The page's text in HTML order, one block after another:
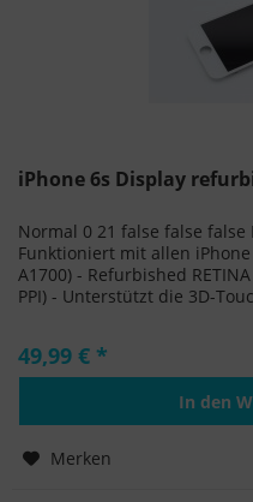
iPhone 6s Display
Normal 0 21 false false false
Funktioniert mit allen iPhone
A1700) - Refurbished
PPI) - Unterstützt die 3D-
49,99 € *
In den
Merken